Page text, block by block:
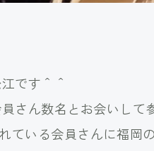
です＾＾
さん数名とお会いして
ている会員さんに福岡